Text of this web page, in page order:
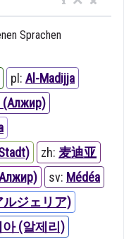
Sprachen
pl: Al-Madijja
(Алжир)
zh: 麦迪亚
sv: Médéa
ルジェリア)
아 (알제리)